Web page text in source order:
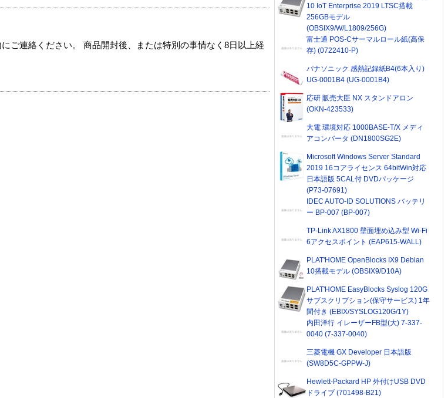
ご連絡ください。 商品開封後、または特別の事情なく8日以上経
10 IoT Enterprise 2019 LTSC搭載
256GBモデル
(OBSIX9/W/L1809/256G)
富士通 POS-Cサーマルロール紙(高保
存) (0722410-P)
パナソニック 感熱記録紙B4(6本入り)
UG-0001B4 (UG-0001B4)
応研 販売大臣 NX スタンドアロン
(OKN-423533)
大電 環境対応 1000BASE-T/X メディ
アコンバータ (DN1800SG2E)
Microsoft Windows Server Standard
2019 16コアライセンス 64bitWin対応
日本語版 5CAL付 DVDパッケージ
(P73-07691)
IDEC AUTO-ID SOLUTIONS バッテリ
ー BP-007 (BP-007)
TP-Link AX1800 壁面埋め込み型 Wi-Fi
6アクセスポイント (EAP615-WALL)
PLAT'HOME OpenBlocks IX9 Debian
10搭載モデル (OBSIX9/D10A)
PLAT'HOME EasyBlocks Syslog 120G
サブスクリプション(保守サービス) 1年
間付き (EBIX/SYSLOG120G/1Y)
内田洋行 イレーザーFB型(大) 7-337-
0040 (7-337-0040)
三菱電機 GX Developer 日本語版
(SW8D5C-GPPW-J)
Hewlett-Packard HP 外付けUSB DVD
ドライブ (701498-B21)